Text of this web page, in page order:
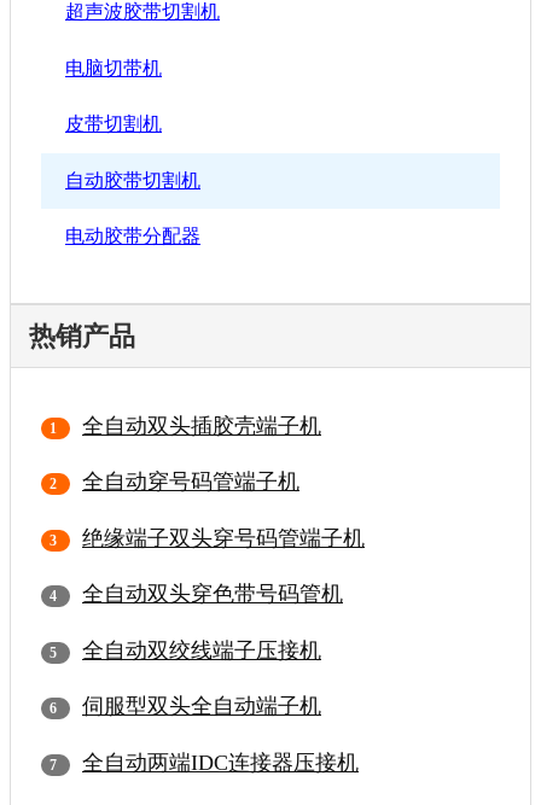
超声波胶带切割机
电脑切带机
皮带切割机
自动胶带切割机
电动胶带分配器
热销产品
全自动双头插胶壳端子机
全自动穿号码管端子机
绝缘端子双头穿号码管端子机
全自动双头穿色带号码管机
全自动双绞线端子压接机
伺服型双头全自动端子机
全自动两端IDC连接器压接机